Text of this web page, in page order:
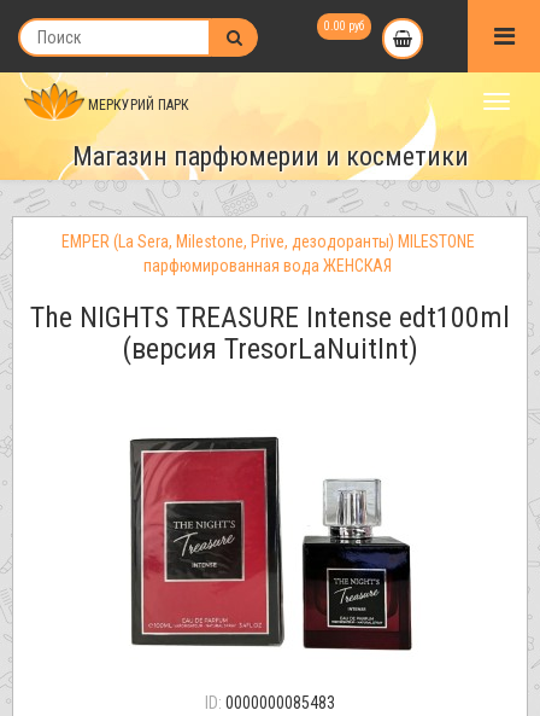
0.00 руб
МЕРКУРИЙ ПАРК
Магазин парфюмерии и косметики
EMPER (La Sera, Milestone, Prive, дезодоранты) MILESTONE
парфюмированная вода ЖЕНСКАЯ
The NIGHTS TREASURE Intense edt100ml
(версия TresorLaNuitInt)
ID: 0000000085483